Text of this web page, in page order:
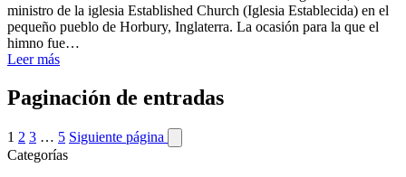
ministro de la iglesia Established Church (Iglesia Establecida) en el
pequeño pueblo de Horbury, Inglaterra. La ocasión para la que el
himno fue…
Leer más
Paginación de entradas
1 2 3 … 5 Siguiente página
Categorías